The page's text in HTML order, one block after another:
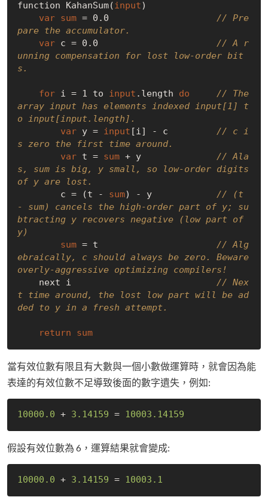
function KahanSum(input)
var sum = 0.0 // Pre
pare the accumulator.
var c = 0.0 // A r
unning compensation for lost low-order bit
s.
for i = 1 to input .length do
// The
array input has elements indexed input[1] t
o input[input.length].
var y = input [i] - c // c i
s zero the first time around.
var t = sum + y // Ala
s, sum is big, y small, so low-order digits
of y are lost.
        c = (t -
sum) - y // (t
- sum) cancels the high-order part of y; su
btracting y recovers negative (low part of
y)
sum = t // Alg
ebraically, c should always be zero. Beware
overly-aggressive optimizing compilers!
    next i
// Nex
t time around, the lost low part will be ad
ded to y in a fresh attempt.
return sum
當有效位數有限且有大數與一個小數做運算時，就會因為能
表達的有效位數不足導致後面的數字遺失，例如:
10000.0 + 3.14159 = 10003.14159
假設有效位數為 6，運算結果就會變成:
10000.0 + 3.14159 = 10003.1